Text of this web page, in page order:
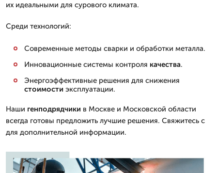
их идеальными для сурового климата.
Среди технологий:
Современные методы сварки и обработки металла.
Инновационные системы контроля качества.
Энергоэффективные решения для снижения
стоимости эксплуатации.
Наши генподрядчики в Москве и Московской области
всегда готовы предложить лучшие решения. Свяжитесь с
для дополнительной информации.